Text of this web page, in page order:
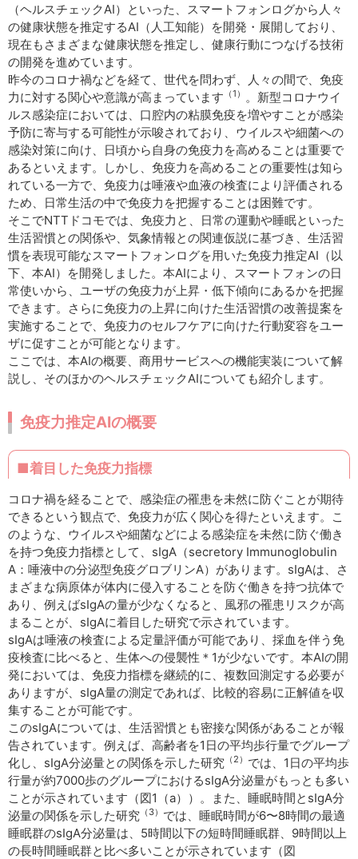
（ヘルスチェックAI）といった、スマートフォンログから人々
の健康状態を推定するAI（人工知能）を開発・展開しており、
現在もさまざまな健康状態を推定し、健康行動につなげる技術
の開発を進めています。
昨今のコロナ禍などを経て、世代を問わず、人々の間で、免疫
力に対する関心や意識が高まっています （1） 。新型コロナウイ
ルス感染症においては、口腔内の粘膜免疫を増やすことが感染
予防に寄与する可能性が示唆されており、ウイルスや細菌への
感染対策に向け、日頃から自身の免疫力を高めることは重要で
あるといえます。しかし、免疫力を高めることの重要性は知ら
れている一方で、免疫力は唾液や血液の検査により評価される
ため、日常生活の中で免疫力を把握することは困難です。
そこでNTTドコモでは、免疫力と、日常の運動や睡眠といった
生活習慣との関係や、気象情報との関連仮説に基づき、生活習
慣を表現可能なスマートフォンログを用いた免疫力推定AI（以
下、本AI）を開発しました。本AIにより、スマートフォンの日
常使いから、ユーザの免疫力が上昇・低下傾向にあるかを把握
できます。さらに免疫力の上昇に向けた生活習慣の改善提案を
実施することで、免疫力のセルフケアに向けた行動変容をユー
ザに促すことが可能となります。
ここでは、本AIの概要、商用サービスへの機能実装について解
説し、そのほかのヘルスチェックAIについても紹介します。
免疫力推定AIの概要
■着目した免疫力指標
コロナ禍を経ることで、感染症の罹患を未然に防ぐことが期待
できるという観点で、免疫力が広く関心を得たといえます。こ
のような、ウイルスや細菌などによる感染症を未然に防ぐ働き
を持つ免疫力指標として、sIgA（secretory Immunoglobulin
A：唾液中の分泌型免疫グロブリンA）があります。sIgAは、さ
まざまな病原体が体内に侵入することを防ぐ働きを持つ抗体で
あり、例えばsIgAの量が少なくなると、風邪の罹患リスクが高
まることが、sIgAに着目した研究で示されています。
sIgAは唾液の検査による定量評価が可能であり、採血を伴う免
疫検査に比べると、生体への侵襲性＊1が少ないです。本AIの開
発においては、免疫力指標を継続的に、複数回測定する必要が
ありますが、sIgA量の測定であれば、比較的容易に正解値を収
集することが可能です。
このsIgAについては、生活習慣とも密接な関係があることが報
告されています。例えば、高齢者を1日の平均歩行量でグループ
化し、sIgA分泌量との関係を示した研究 （2） では、1日の平均歩
行量が約7000歩のグループにおけるsIgA分泌量がもっとも多い
ことが示されています（図1（a））。また、睡眠時間とsIgA分
泌量の関係を示した研究 （3） では、睡眠時間が6〜8時間の最適
睡眠群のsIgA分泌量は、5時間以下の短時間睡眠群、9時間以上
の長時間睡眠群と比べ多いことが示されています（図